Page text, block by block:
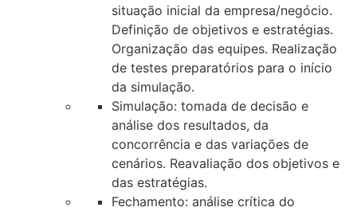
situação inicial da empresa/negócio.
Definição de objetivos e estratégias.
Organização das equipes. Realização
de testes preparatórios para o início
da simulação.
Simulação: tomada de decisão e
análise dos resultados, da
concorrência e das variações de
cenários. Reavaliação dos objetivos e
das estratégias.
Fechamento: análise crítica do